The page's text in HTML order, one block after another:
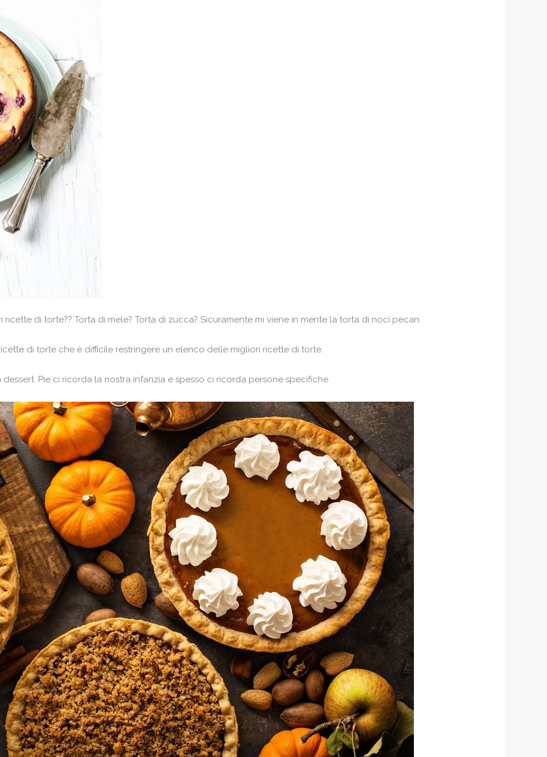
di torte?? Torta di mele? Torta di zucca? Sicuramente mi viene in mente la torta di noci pecan.
di torte che è difficile restringere un elenco delle migliori ricette di torte.
Pie ci ricorda la nostra infanzia e spesso ci ricorda persone specifiche.